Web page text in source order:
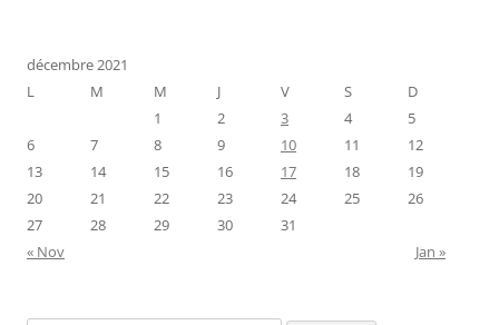
décembre 2021
L
M M J V S
D
1
2 3 4
5
6
7 8 9 10 11
12
13
14 15 16 17 18
19
20
21 22 23 24 25
26
27
28 29 30
31
« Nov
Jan »